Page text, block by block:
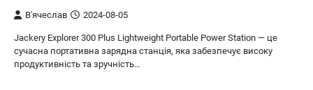
В'ячеслав 2024-08-05
Jackery Explorer 300 Plus Lightweight Portable Power Station — це
сучасна портативна зарядна станція, яка забезпечує високу
продуктивність та зручність…